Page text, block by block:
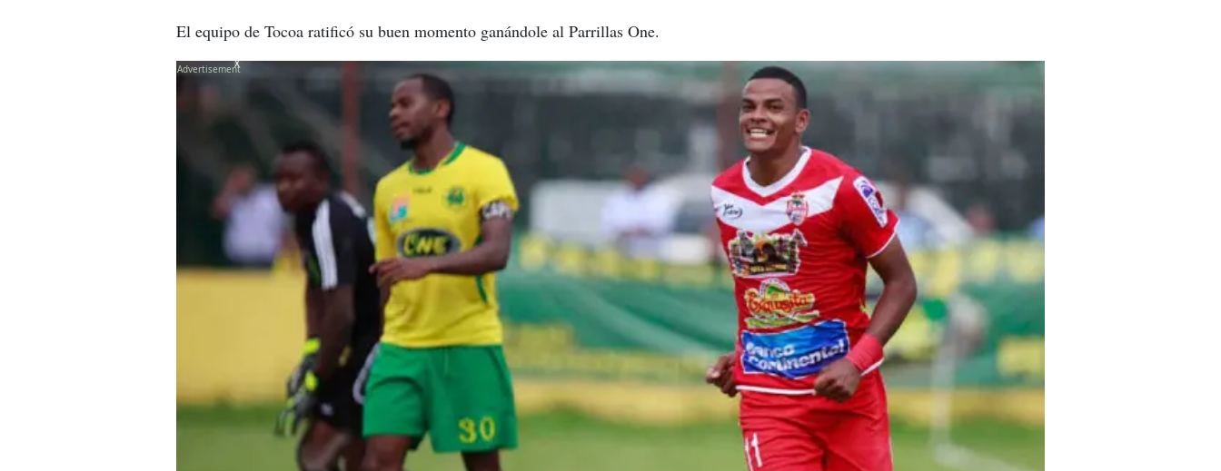
El equipo de Tocoa ratificó su buen momento ganándole al Parrillas One.
X